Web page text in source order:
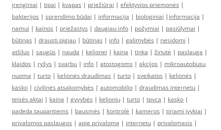
įrenginiai | tipai | kvapas | priežiūrai | efektyvios priemonės |
bakterijos | sprendimo būdai | informacija | biologiniai | informacija |
namui | kainos | priežastys | daugiau info | požymiai | pasiūlymai |
būtinas | drausti pigiau | būtinas | info | galimybės | nesidomi |
atšilus | saugūs | nauda | kelionei | kaina | tinka | žinutė | paslauga |
klaidos | ryšys | svarbu | info | atostogoms | akcijos | mikroautobusu
nuoma | turto | kelionės draudimas | turto | sveikatos | kelionės |
kasko | civilinės atsakomybės | automobilio | draudimas internetu |
teisės aktai | kaina | gyvybės | kelionių | turto | tpvca | kasko |
padeda taupantiems | bausmės | kontrolė | kameros | tiriami įvykiai |
privalomos paslaugos | apie privalomą | internetu | privalomasis |